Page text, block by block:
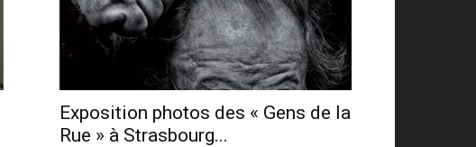
Exposition photos des « Gens de la
Rue » à Strasbourg...